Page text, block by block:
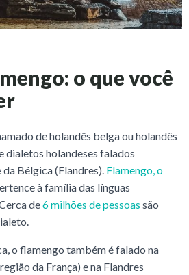
o que você
de holandês belga ou holandês
dialetos holandeses falados
Bélgica (Flandres). Flamengo, o
à família das línguas
de6 milhões de pessoas são
o flamengo também é falado na
da França) e na Flandres